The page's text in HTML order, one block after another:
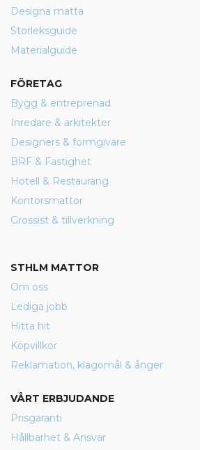
Designa matta
Storleksguide
Materialguide
FÖRETAG
Bygg & entreprenad
Inredare & arkitekter
Designers & formgivare
BRF & Fastighet
Hotell & Restaurang
Kontorsmattor
Grossist & tillverkning
STHLM MATTOR
Om oss
Lediga jobb
Hitta hit
Köpvillkor
Reklamation, klagomål & ånger
VÅRT ERBJUDANDE
Prisgaranti
Hållbarhet & Ansvar